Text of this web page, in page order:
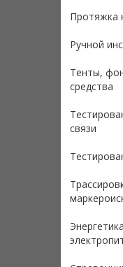
Протяжка
Ручной
Тенты,
средства
связи